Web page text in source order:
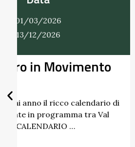
di
Alla Scoperta
Giardino del
Scipione dei
Pallavicino
Scopri i profumi
dimenticati radicati da